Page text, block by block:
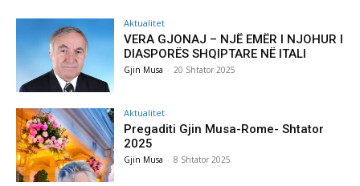
Aktualitet
VERA GJONAJ – NJË EMËR I NJOHUR I
DIASPORËS SHQIPTARE NË ITALI
Gjin Musa - 20 Shtator 2025
Aktualitet
Pregaditi Gjin Musa-Rome- Shtator
2025
Gjin Musa - 8 Shtator 2025